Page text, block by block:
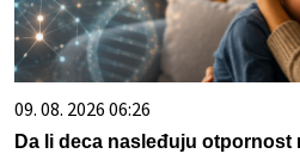
09. 08. 2026 06:26
Da li deca nasleđuju otpornost